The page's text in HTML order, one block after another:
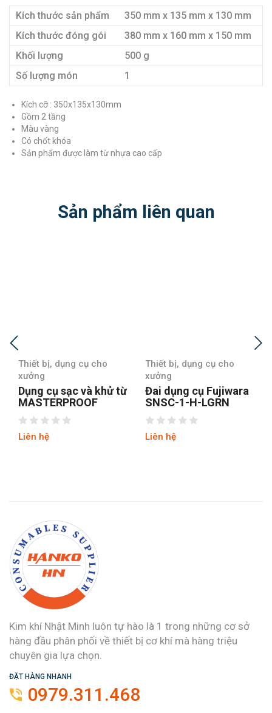
Kích thước sản phẩm
350 mm x 135 mm x 130 mm
Kích thước đóng gói
380 mm x 160 mm x 150 mm
Khối lượng
500 g
Số lượng món
1
Kích cỡ : 350x135x130mm
Gồm 2 tầng
Màu vàng
Có chốt khóa
Sản phẩm được làm từ nhựa cao cấp
Sản phẩm liên quan
Thiết bị, dụng cụ cho
xưởng
Dụng cụ sạc và khử từ
MASTERPROOF
Liên hệ
Thiết bị, dụng cụ cho
xưởng
Đai dụng cụ Fujiwara
SNSC-1-H-LGRN
Liên hệ
Kim khí Nhật Minh luôn tự hào là 1 trong những cơ sở
hàng đầu phân phối về thiết bị cơ khí mà hàng triệu
chuyên gia lựa chọn.
ĐẶT HÀNG NHANH
0979.311.468